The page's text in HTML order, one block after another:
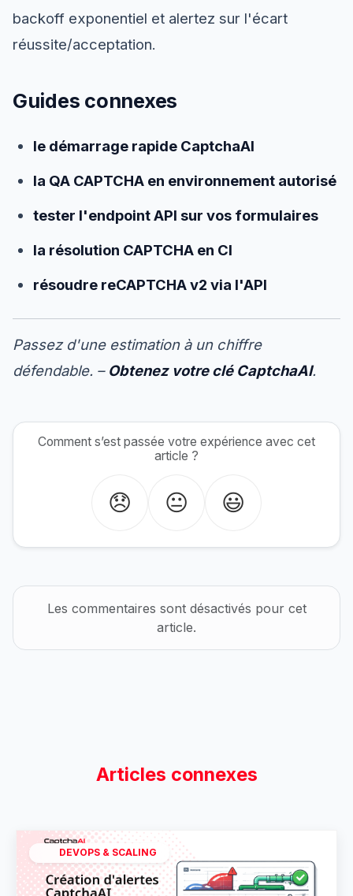
backoff exponentiel et alertez sur l'écart
réussite/acceptation.
Guides connexes
le démarrage rapide CaptchaAI
la QA CAPTCHA en environnement autorisé
tester l'endpoint API sur vos formulaires
la résolution CAPTCHA en CI
résoudre reCAPTCHA v2 via l'API
Passez d'une estimation à un chiffre
défendable. – Obtenez votre clé CaptchaAI.
Comment s’est passée votre expérience avec cet
article ?
😞 😐 😃
Les commentaires sont désactivés pour cet
article.
Articles connexes
DEVOPS & SCALING